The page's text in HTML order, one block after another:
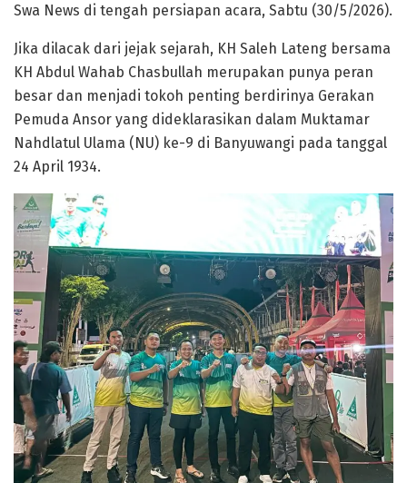
Swa News di tengah persiapan acara, Sabtu (30/5/2026).
Jika dilacak dari jejak sejarah, KH Saleh Lateng bersama
KH Abdul Wahab Chasbullah merupakan punya peran
besar dan menjadi tokoh penting berdirinya Gerakan
Pemuda Ansor yang dideklarasikan dalam Muktamar
Nahdlatul Ulama (NU) ke-9 di Banyuwangi pada tanggal
24 April 1934.